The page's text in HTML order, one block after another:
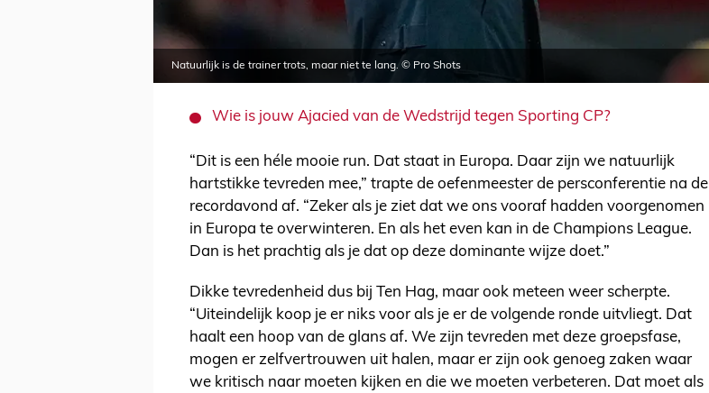
Natuurlijk is de trainer trots, maar niet te lang. © Pro Shots
Wie is jouw Ajacied van de Wedstrijd tegen Sporting CP?
“Dit is een héle mooie run. Dat staat in Europa. Daar zijn we natuurlijk
hartstikke tevreden mee,” trapte de oefenmeester de persconferentie na de
recordavond af. “Zeker als je ziet dat we ons vooraf hadden voorgenomen
in Europa te overwinteren. En als het even kan in de Champions League.
Dan is het prachtig als je dat op deze dominante wijze doet.”
Dikke tevredenheid dus bij Ten Hag, maar ook meteen weer scherpte.
“Uiteindelijk koop je er niks voor als je er de volgende ronde uitvliegt. Dat
haalt een hoop van de glans af. We zijn tevreden met deze groepsfase,
mogen er zelfvertrouwen uit halen, maar er zijn ook genoeg zaken waar
we kritisch naar moeten kijken en die we moeten verbeteren. Dat moet als